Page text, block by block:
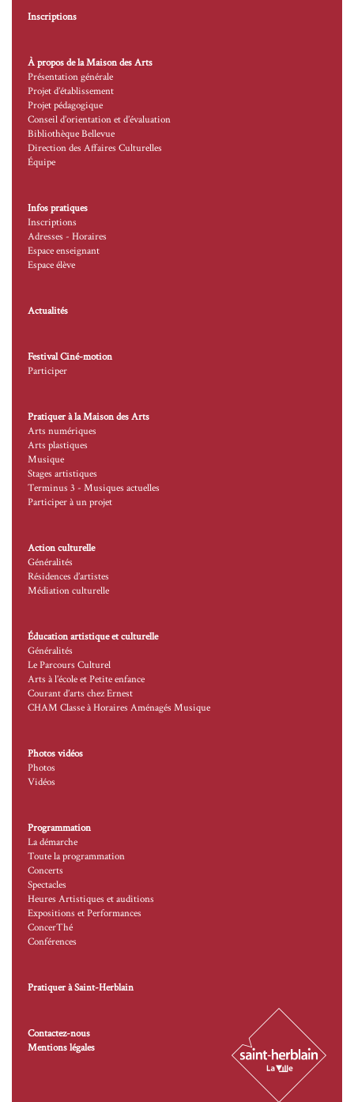
Inscriptions
À propos de la Maison des Arts
Présentation générale
Projet d’établissement
Projet pédagogique
Conseil d’orientation et d’évaluation
Bibliothèque Bellevue
Direction des Affaires Culturelles
Équipe
Infos pratiques
Inscriptions
Adresses - Horaires
Espace enseignant
Espace élève
Actualités
Festival Ciné-motion
Participer
Pratiquer à la Maison des Arts
Arts numériques
Arts plastiques
Musique
Stages artistiques
Terminus 3 - Musiques actuelles
Participer à un projet
Action culturelle
Généralités
Résidences d’artistes
Médiation culturelle
Éducation artistique et culturelle
Généralités
Le Parcours Culturel
Arts à l’école et Petite enfance
Courant d’arts chez Ernest
CHAM Classe à Horaires Aménagés Musique
Photos vidéos
Photos
Vidéos
Programmation
La démarche
Toute la programmation
Concerts
Spectacles
Heures Artistiques et auditions
Expositions et Performances
ConcerThé
Conférences
Pratiquer à Saint-Herblain
Contactez-nous
Mentions légales